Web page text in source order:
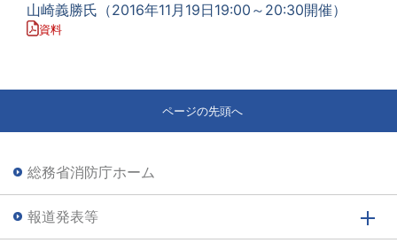
山崎義勝氏（2016年11月19日19:00～20:30開催）
資料
ページの先頭へ
総務省消防庁ホーム
報道発表等